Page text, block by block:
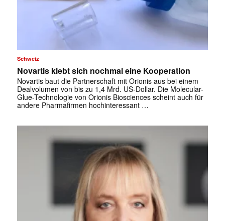
Schweiz
Novartis klebt sich nochmal eine Kooperation
Novartis baut die Partnerschaft mit Orionis aus bei einem
Dealvolumen von bis zu 1,4 Mrd. US-Dollar. Die Molecular-
Glue-Technologie von Orionis Biosciences scheint auch für
andere Pharmafirmen hochinteressant …